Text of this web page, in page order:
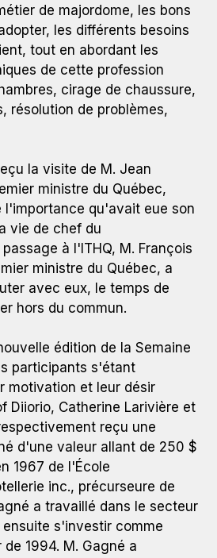
bourses Pierre-Gagné;
C.P., C.M., O.Q., directrice générale
majordome royal.
de majordome, les bons
les différents besoins
tout en abordant les
de cette profession
cirage de chaussure,
résolution de problèmes,
la visite de M. Jean
ministre du Québec,
l'importance qu'avait eue son
vie de chef du
à l'ITHQ, M. François
ministre du Québec, a
avec eux, le temps de
hors du commun.
édition de la Semaine
participants s'étant
motivation et leur désir
Diiorio, Catherine Larivière et
reçu une
d'une valeur allant de 250 $
1967 de l'École
inc., précurseure de
a travaillé dans le secteur
s'investir comme
1994. M. Gagné a